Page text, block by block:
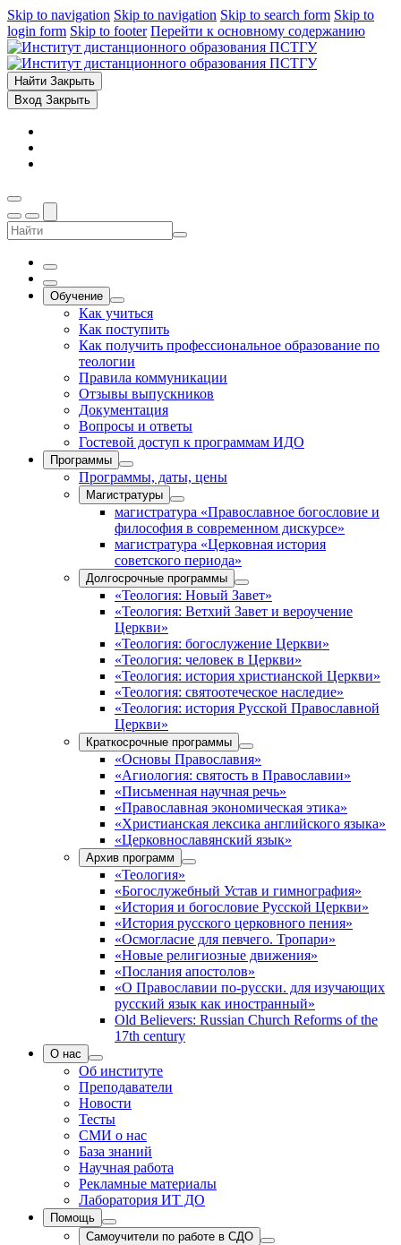
Skip to navigation Skip to navigation Skip to search form Skip to
login form Skip to footer Перейти к основному содержанию
Найти Закрыть
Вход Закрыть
Обучение
Как учиться
Как поступить
Как получить профессиональное образование по
теологии
Правила коммуникации
Отзывы выпускников
Документация
Вопросы и ответы
Гостевой доступ к программам ИДО
Программы
Программы, даты, цены
Магистратуры
магистратура «Православное богословие и
философия в современном дискурсе»
магистратура «Церковная история
советского периода»
Долгосрочные программы
«Теология: Новый Завет»
«Теология: Ветхий Завет и вероучение
Церкви»
«Теология: богослужение Церкви»
«Теология: человек в Церкви»
«Теология: история христианской Церкви»
«Теология: святоотеческое наследие»
«Теология: история Русской Православной
Церкви»
Краткосрочные программы
«Основы Православия»
«Агиология: святость в Православии»
«Письменная научная речь»
«Православная экономическая этика»
«Христианская лексика английского языка»
«Церковнославянский язык»
Архив программ
«Теология»
«Богослужебный Устав и гимнография»
«История и богословие Русской Церкви»
«История русского церковного пения»
«Осмогласие для певчего. Тропари»
«Новые религиозные движения»
«Послания апостолов»
«О Православии по-русски. для изучающих
русский язык как иностранный»
Old Believers: Russian Church Reforms of the
17th century
О нас
Об институте
Преподаватели
Новости
Тесты
СМИ о нас
База знаний
Научная работа
Рекламные материалы
Лаборатория ИТ ДО
Помощь
Самоучители по работе в СДО